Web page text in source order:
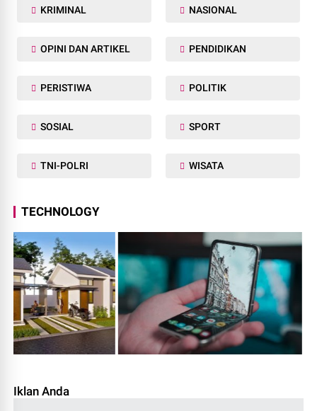
KRIMINAL NASIONAL
OPINI DAN ARTIKEL PENDIDIKAN
PERISTIWA POLITIK
SOSIAL SPORT
TNI-POLRI WISATA
TECHNOLOGY
Iklan Anda